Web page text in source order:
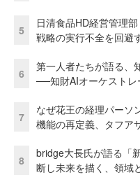
5
日清食品HD経営管理
戦略の実行不全を回避
6
第一人者たちが語る、
──知財AIオーケストレ
7
なぜ花王の経理パーソ
機能の再定義、タフア
8
bridge大長氏が語る「
断し未来を描く、領域